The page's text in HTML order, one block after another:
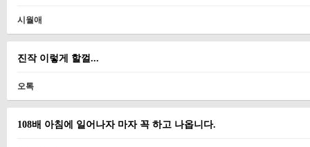
시월애
진작 이렇게 할껄...
오톡
108배 아침에 일어나자 마자 꼭 하고 나옵니다.